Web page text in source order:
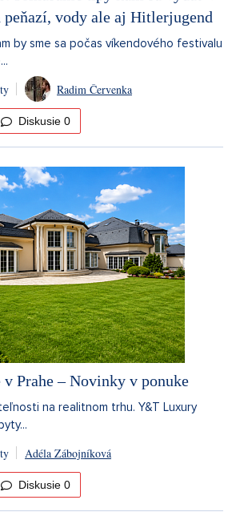
peňazí, vody ale aj Hitlerjugend
by sme sa počas víkendového festivalu
Radim Červenka
Diskusie 0
Prahe – Novinky v ponuke
na realitnom trhu. Y&T Luxury
Adéla Zábojníková
Diskusie 0